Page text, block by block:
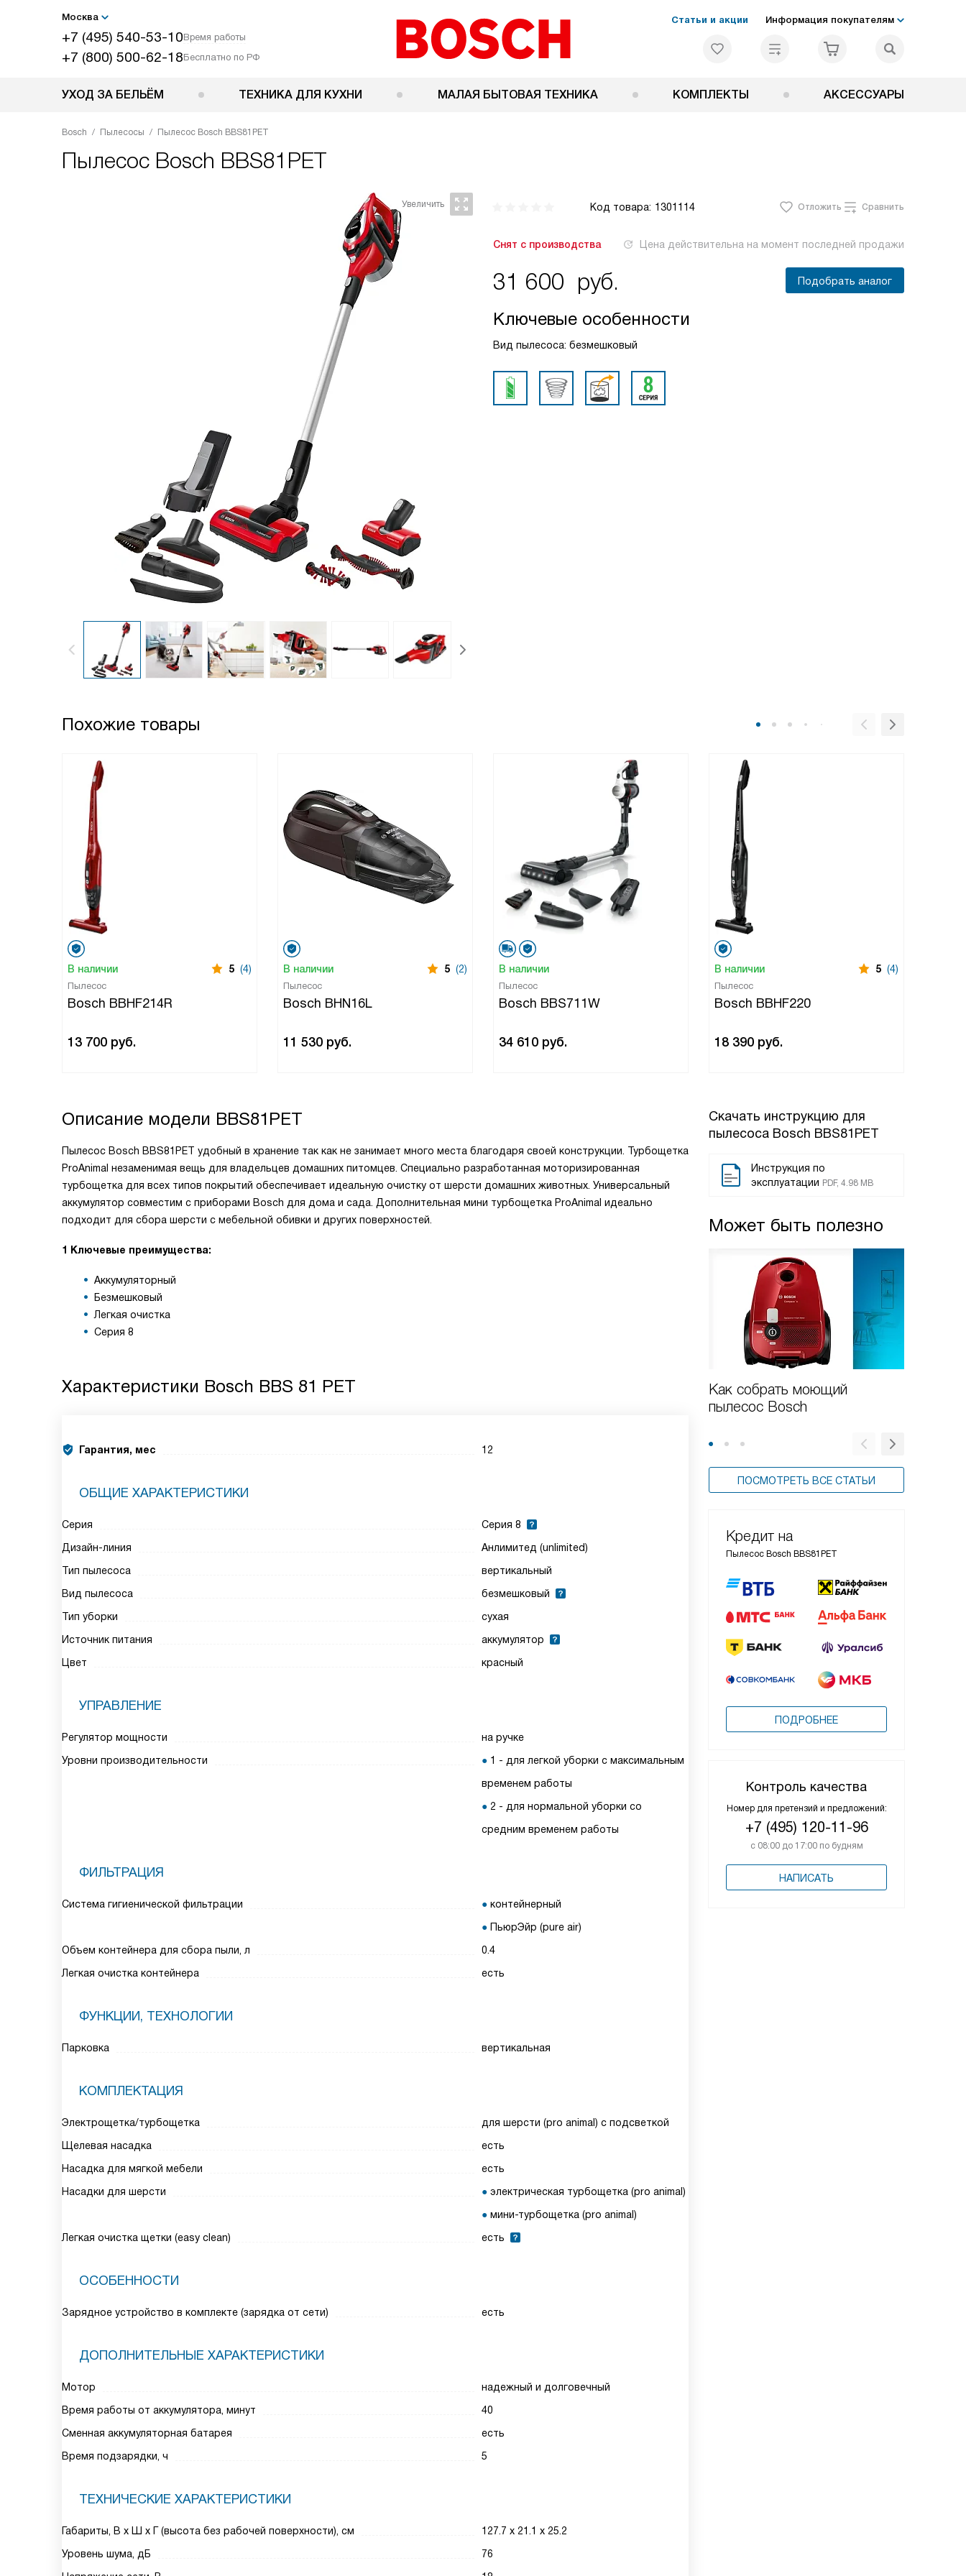
Москва
+7 (495) 540-53-10Время работы
+7 (800) 500-62-18Бесплатно по РФ
Статьи и акции Информация покупателям
УХОД ЗА БЕЛЬЁМ ТЕХНИКА ДЛЯ КУХНИ МАЛАЯ БЫТОВАЯ ТЕХНИКА КОМПЛЕКТЫ АКСЕССУАРЫ
Bosch Пылесосы Пылесос Bosch BBS81PET
Пылесос Bosch BBS81PET
Код товара: 1301114 Отложить Сравнить
Снят с производства Цена действительна на момент последней продажи
31 600 руб. Подобрать аналог
Ключевые особенности
Вид пылесоса: безмешковый
Похожие товары
В наличии 5 (4)
Пылесос
Bosch BBHF214R
13 700 руб.
В наличии 5 (2)
Пылесос
Bosch BHN16L
11 530 руб.
В наличии
Пылесос
Bosch BBS711W
34 610 руб.
В наличии 5 (4)
Пылесос
Bosch BBHF220
18 390 руб.
Скачать инструкцию для
пылесоса Bosch BBS81PET
Инструкция по
эксплуатации PDF, 4.98 MB
Может быть полезно
Как собрать моющий
пылесос Bosch
ПОСМОТРЕТЬ ВСЕ СТАТЬИ
Кредит на
Пылесос Bosch BBS81PET
ПОДРОБНЕЕ
Контроль качества
Номер для претензий и предложений:
+7 (495) 120-11-96
с 08:00 до 17:00 по будням
НАПИСАТЬ
Описание модели BBS81PET
Пылесос Bosch BBS81PET удобный в хранение так как не занимает много места благодаря своей конструкции. Турбощетка
ProAnimal незаменимая вещь для владельцев домашних питомцев. Специально разработанная моторизированная
турбощетка для всех типов покрытий обеспечивает идеальную очистку от шерсти домашних животных. Универсальный
аккумулятор совместим с приборами Bosch для дома и сада. Дополнительная мини турбощетка ProAnimal идеально
подходит для сбора шерсти с мебельной обивки и других поверхностей.
1 Ключевые преимущества:
Аккумуляторный
Безмешковый
Легкая очистка
Серия 8
Характеристики Bosch BBS 81 PET
Гарантия, мес 12
ОБЩИЕ ХАРАКТЕРИСТИКИ
Серия
Cерия 8
Дизайн-линия
Анлимитед (unlimited)
Тип пылесоса
вертикальный
Вид пылесоса
безмешковый
Тип уборки
сухая
Источник питания
аккумулятор
Цвет
красный
УПРАВЛЕНИЕ
Регулятор мощности
на ручке
Уровни производительности
1 - для легкой уборки с максимальным
временем работы
2 - для нормальной уборки со
средним временем работы
ФИЛЬТРАЦИЯ
Система гигиенической фильтрации
контейнерный
ПьюрЭйр (pure air)
Объем контейнера для сбора пыли, л
0.4
Легкая очистка контейнера
есть
ФУНКЦИИ, ТЕХНОЛОГИИ
Парковка вертикальная
КОМПЛЕКТАЦИЯ
Электрощетка/турбощетка
для шерсти (pro animal) с подсветкой
Щелевая насадка
есть
Насадка для мягкой мебели
есть
Насадки для шерсти
электрическая турбощетка (pro animal)
мини-турбощетка (pro animal)
Легкая очистка щетки (easy clean)
есть
ОСОБЕННОСТИ
Зарядное устройство в комплекте (зарядка от сети) есть
ДОПОЛНИТЕЛЬНЫЕ ХАРАКТЕРИСТИКИ
Мотор
надежный и долговечный
Время работы от аккумулятора, минут
40
Сменная аккумуляторная батарея
есть
Время подзарядки, ч
5
ТЕХНИЧЕСКИЕ ХАРАКТЕРИСТИКИ
Габариты, В х Ш х Г (высота без рабочей поверхности), см
127.7 х 21.1 х 25.2
Уровень шума, дБ
76